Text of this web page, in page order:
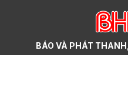
BÁO VÀ PHÁT